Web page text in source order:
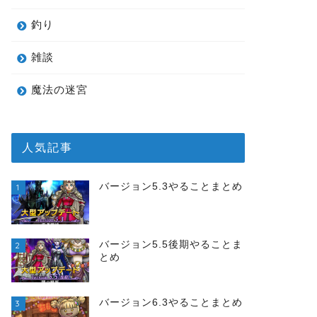
釣り
雑談
魔法の迷宮
人気記事
1 バージョン5.3やることまとめ
2
バージョン5.5後期やることま
とめ
3 バージョン6.3やることまとめ